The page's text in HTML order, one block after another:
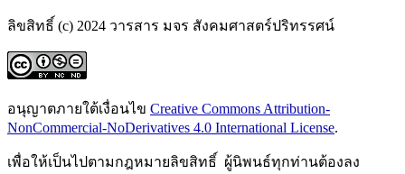
ลิขสิทธิ์ (c) 2024 วารสาร มจร สังคมศาสตร์ปริทรรศน์
อนุญาตภายใต้เงื่อนไข Creative Commons Attribution-
NonCommercial-NoDerivatives 4.0 International License.
เพื่อให้เป็นไปตามกฎหมายลิขสิทธิ์ ผู้นิพนธ์ทุกท่านต้องลง